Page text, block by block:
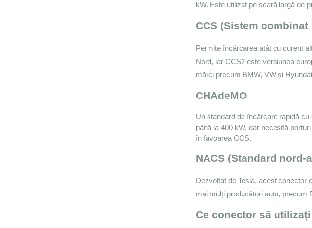
kW. Este utilizat pe scară largă de
CCS (Sistem combinat
Permite încărcarea atât cu curent
Nord, iar CCS2 este versiunea
mărci precum BMW, VW și
CHAdeMO
Un standard de încărcare rapidă
până la 400 kW, dar necesită
în favoarea CCS.
NACS (Standard
Dezvoltat de Tesla, acest conector
mai mulți producători auto, precum
Ce conector să